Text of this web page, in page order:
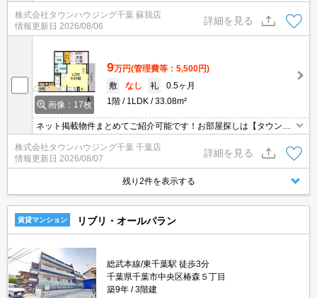
ウジング】にお任せください！※オンライン内見・現地待ち合わせ
は事前にご相談ください。
株式会社タウンハウジング千葉 蘇我店
情報更新日 2026/08/06
詳細を見る
画像：17枚
9万円(管理費等：5,500円)
敷
なし 礼
0.5ヶ月
1階
1LDK 33.08m²
ネット掲載物件まとめてご紹介可能です！お部屋探しは【タウンハ
ウジング】にお任せください！※オンライン内見・現地待ち合わせ
は事前にご相談ください。
株式会社タウンハウジング千葉 千葉店
情報更新日 2026/08/07
詳細を見る
残り2件を表示する
賃貸マンション リブリ・オールパラン
総武本線/東千葉駅 徒歩3分
千葉県千葉市中央区椿森５丁目
築9年
3階建